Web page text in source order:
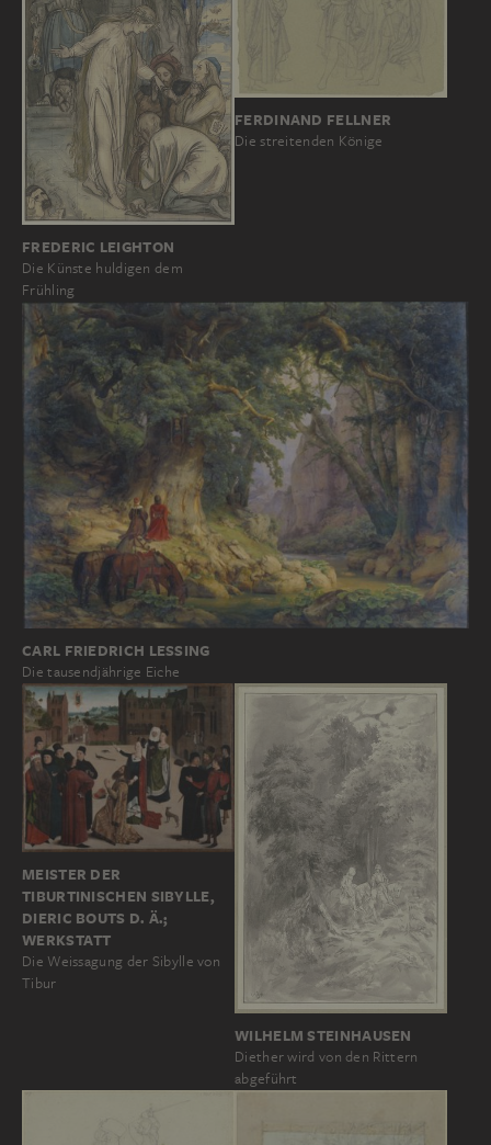
FREDERIC LEIGHTON
Die Künste huldigen dem
Frühling
FERDINAND FELLNER
Die streitenden Könige
CARL FRIEDRICH LESSING
Die tausendjährige Eiche
MEISTER DER
TIBURTINISCHEN SIBYLLE,
DIERIC BOUTS D. Ä.;
WERKSTATT
Die Weissagung der Sibylle von
Tibur
WILHELM STEINHAUSEN
Diether wird von den Rittern
abgeführt